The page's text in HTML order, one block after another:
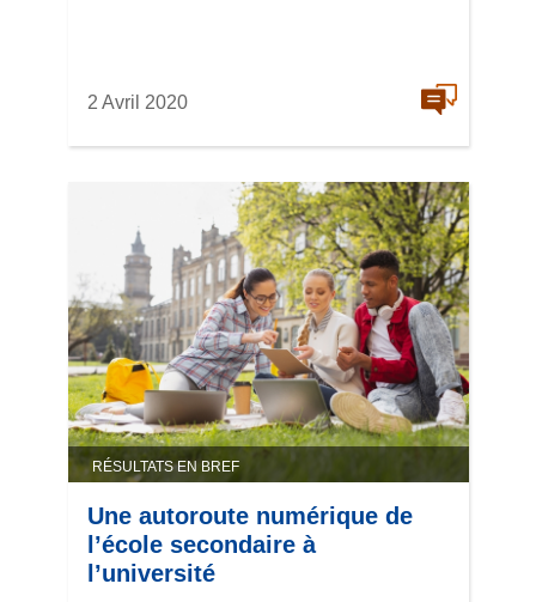
2 Avril 2020
RÉSULTATS EN BREF
Une autoroute numérique de
l’école secondaire à
l’université